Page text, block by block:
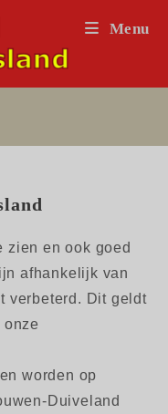
Menu
zien en ook goed
afhankelijk van
verbeterd. Dit geldt
worden op
Duiveland